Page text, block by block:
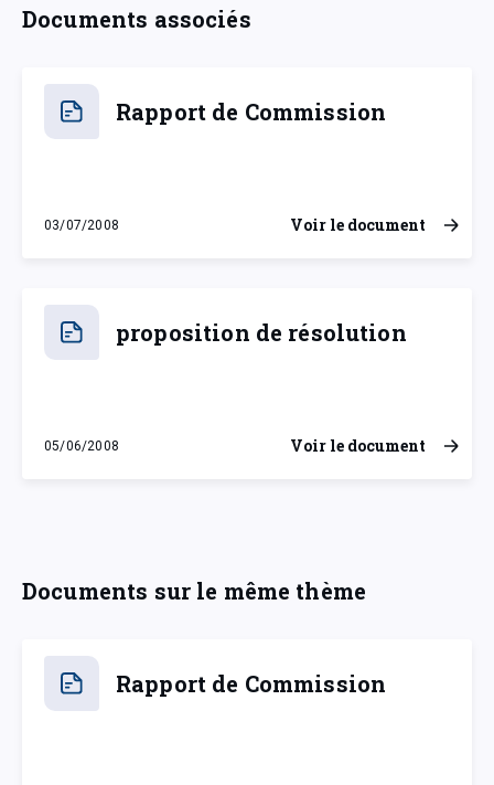
Documents associés
Rapport de Commission
03/07/2008
jeudi 3 juillet 2008
Voir le document
proposition de résolution
05/06/2008
jeudi 5 juin 2008
Voir le document
Documents sur le même thème
Rapport de Commission